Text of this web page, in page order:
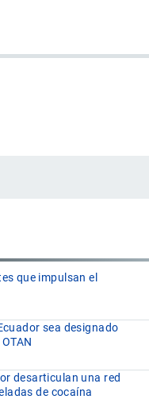
que impulsan el
sea designado
desarticulan una red
de cocaína